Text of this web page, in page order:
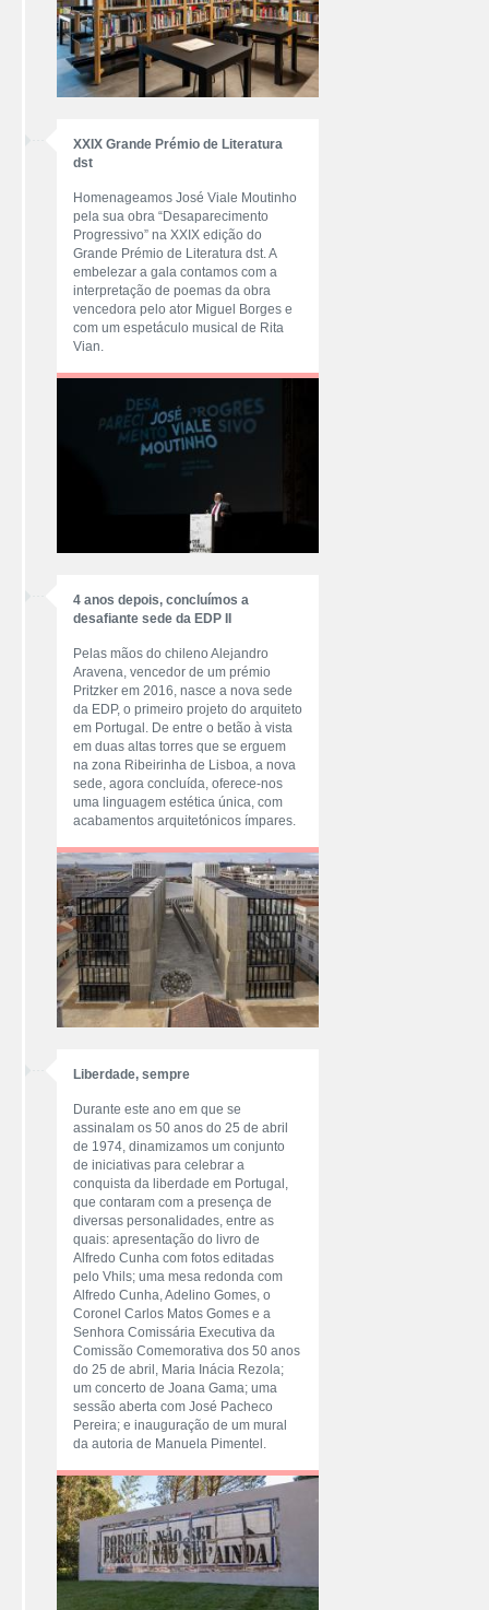
XXIX Grande Prémio de Literatura
dst
Homenageamos José Viale Moutinho
pela sua obra “Desaparecimento
Progressivo” na XXIX edição do
Grande Prémio de Literatura dst. A
embelezar a gala contamos com a
interpretação de poemas da obra
vencedora pelo ator Miguel Borges e
com um espetáculo musical de Rita
Vian.
4 anos depois, concluímos a
desafiante sede da EDP II
Pelas mãos do chileno Alejandro
Aravena, vencedor de um prémio
Pritzker em 2016, nasce a nova sede
da EDP, o primeiro projeto do arquiteto
em Portugal. De entre o betão à vista
em duas altas torres que se erguem
na zona Ribeirinha de Lisboa, a nova
sede, agora concluída, oferece-nos
uma linguagem estética única, com
acabamentos arquitetónicos ímpares.
Liberdade, sempre
Durante este ano em que se
assinalam os 50 anos do 25 de abril
de 1974, dinamizamos um conjunto
de iniciativas para celebrar a
conquista da liberdade em Portugal,
que contaram com a presença de
diversas personalidades, entre as
quais: apresentação do livro de
Alfredo Cunha com fotos editadas
pelo Vhils; uma mesa redonda com
Alfredo Cunha, Adelino Gomes, o
Coronel Carlos Matos Gomes e a
Senhora Comissária Executiva da
Comissão Comemorativa dos 50 anos
do 25 de abril, Maria Inácia Rezola;
um concerto de Joana Gama; uma
sessão aberta com José Pacheco
Pereira; e inauguração de um mural
da autoria de Manuela Pimentel.